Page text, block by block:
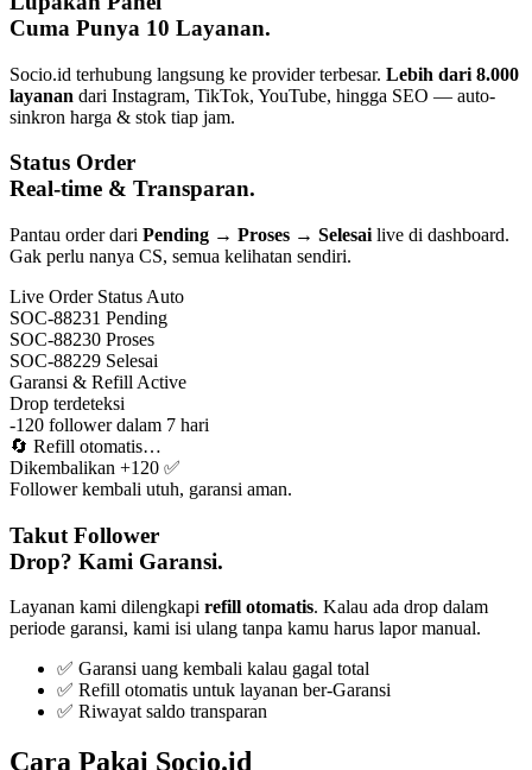
Cuma Punya 10 Layanan.
Socio.id terhubung langsung ke provider terbesar. Lebih dari 8.000
layanan dari Instagram, TikTok, YouTube, hingga SEO — auto-
sinkron harga & stok tiap jam.
Status Order
Real-time & Transparan.
Pantau order dari Pending → Proses → Selesai live di dashboard.
Gak perlu nanya CS, semua kelihatan sendiri.
Live Order Status Auto
SOC-88231 Pending
SOC-88230 Proses
SOC-88229 Selesai
Garansi & Refill Active
Drop terdeteksi
-120 follower dalam 7 hari
🔄 Refill otomatis…
Dikembalikan +120 ✅
Follower kembali utuh, garansi aman.
Takut Follower
Drop? Kami Garansi.
Layanan kami dilengkapi refill otomatis. Kalau ada drop dalam
periode garansi, kami isi ulang tanpa kamu harus lapor manual.
✅ Garansi uang kembali kalau gagal total
✅ Refill otomatis untuk layanan ber-Garansi
✅ Riwayat saldo transparan
Cara Pakai Socio.id